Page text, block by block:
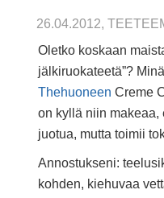
26.04.2012,
Oletko koskaan
jälkiruokateetä”?
Thehuoneen Creme
on kyllä niin makeaa,
juotua, mutta toimii
Annostukseni:
kohden, kiehuvaa